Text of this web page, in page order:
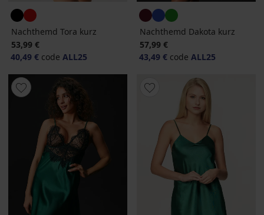
Nachthemd Tora kurz
53,99 €
40,49 € code ALL25
Nachthemd Dakota kurz
57,99 €
43,49 € code ALL25